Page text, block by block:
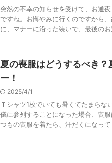
突然の不幸の知らせを受けて、お通
ですね。お悔やみに行くのですから
に、マナーに沿った装いで、最後の
夏の喪服はどうするべき
ー！
2025/4/1
Ｔシャツ1枚でいても暑くてたまら
儀に参列することになった場合、喪
つもの喪服を着たら、汗だくになっ